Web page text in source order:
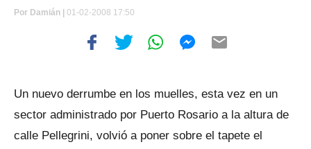
Por Damián | 01-02-2008 17:50
Un nuevo derrumbe en los muelles, esta vez en un
sector administrado por Puerto Rosario a la altura de
calle Pellegrini, volvió a poner sobre el tapete el